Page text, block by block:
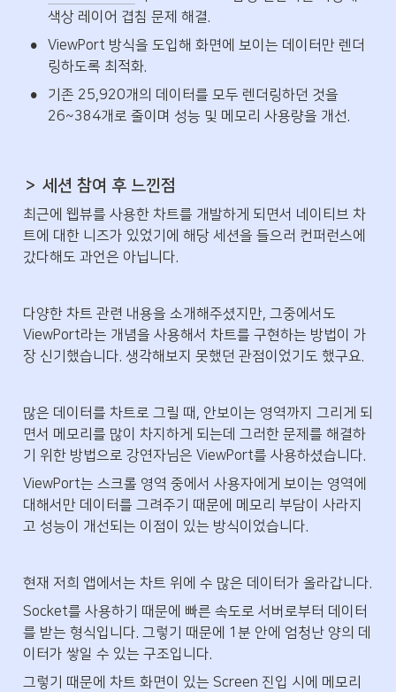
색상 레이어 겹침 문제 해결.
•
ViewPort 방식을 도입해 화면에 보이는 데이터만 렌더
링하도록 최적화.
•
기존 25,920개의 데이터를 모두 렌더링하던 것을
26~384개로 줄이며 성능 및 메모리 사용량을 개선.
＞ 세션 참여 후 느낀점
최근에 웹뷰를 사용한 차트를 개발하게 되면서 네이티브 차
트에 대한 니즈가 있었기에 해당 세션을 들으러 컨퍼런스에
갔다해도 과언은 아닙니다.
다양한 차트 관련 내용을 소개해주셨지만, 그중에서도
ViewPort라는 개념을 사용해서 차트를 구현하는 방법이 가
장 신기했습니다. 생각해보지 못했던 관점이었기도 했구요.
많은 데이터를 차트로 그릴 때, 안보이는 영역까지 그리게 되
면서 메모리를 많이 차지하게 되는데 그러한 문제를 해결하
기 위한 방법으로 강연자님은 ViewPort를 사용하셨습니다.
ViewPort는 스크롤 영역 중에서 사용자에게 보이는 영역에
대해서만 데이터를 그려주기 때문에 메모리 부담이 사라지
고 성능이 개선되는 이점이 있는 방식이었습니다.
현재 저희 앱에서는 차트 위에 수 많은 데이터가 올라갑니다.
Socket를 사용하기 때문에 빠른 속도로 서버로부터 데이터
를 받는 형식입니다. 그렇기 때문에 1분 안에 엄청난 양의 데
이터가 쌓일 수 있는 구조입니다.
그렇기 때문에 차트 화면이 있는 Screen 진입 시에 메모리